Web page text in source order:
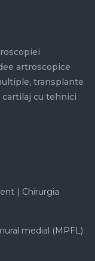
artroscopice
transplante
cu tehnici
| Chirurgia
medial (MPFL)